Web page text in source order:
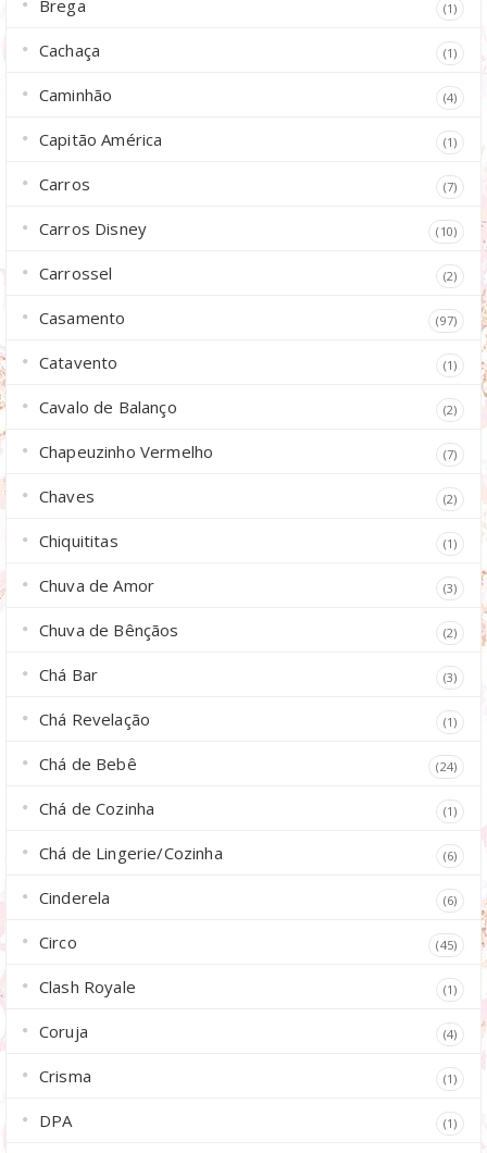
Brega (1)
Cachaça (1)
Caminhão (4)
Capitão América (1)
Carros (7)
Carros Disney (10)
Carrossel (2)
Casamento (97)
Catavento (1)
Cavalo de Balanço (2)
Chapeuzinho Vermelho (7)
Chaves (2)
Chiquititas (1)
Chuva de Amor (3)
Chuva de Bênçãos (2)
Chá Bar (3)
Chá Revelação (1)
Chá de Bebê (24)
Chá de Cozinha (1)
Chá de Lingerie/Cozinha (6)
Cinderela (6)
Circo (45)
Clash Royale (1)
Coruja (4)
Crisma (1)
DPA (1)